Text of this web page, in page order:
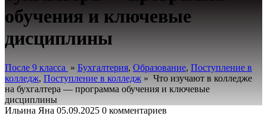
обучения и ключевые
дисциплины
После 9 класса » Бухгалтерия, Образование, Поступление в
колледж, Поступление в колледж » Что изучают в колледже
на бухгалтера — программа обучения и ключевые
дисциплины
Ильина Яна 05.09.2025 0 комментариев